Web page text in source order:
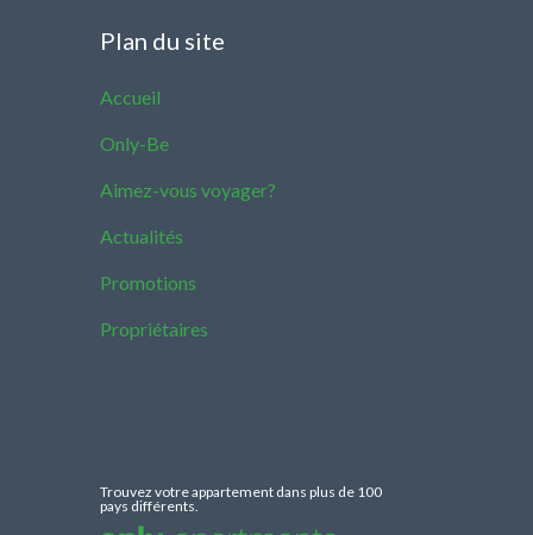
Plan du site
Accueil
Only-Be
Aimez-vous voyager?
Actualités
Promotions
Propriétaires
Trouvez votre appartement dans plus de 100
pays différents.